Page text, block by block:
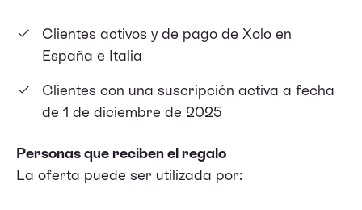
Clientes activos y de pago de Xolo en
España e Italia
Clientes con una suscripción activa a fecha
de 1 de diciembre de 2025
Personas que reciben el regalo
La oferta puede ser utilizada por: